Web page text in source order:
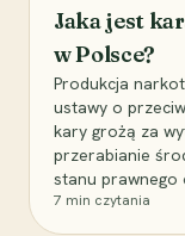
Jaka jest
w Polsce?
Produkcja
ustawy o
kary grożą za
przerabianie
stanu prawnego
7 min czytania